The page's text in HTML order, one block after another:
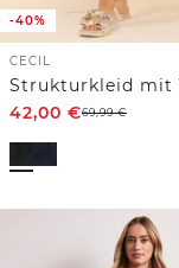
-40%
CECIL
Strukturkleid mit
42,00 €69,99€